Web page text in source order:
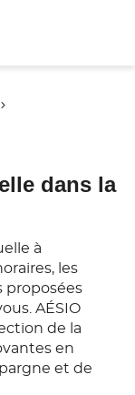
dans la
à
les
proposées
AÉSIO
de la
en
et de